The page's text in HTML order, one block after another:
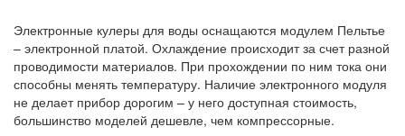
Электронные кулеры для воды оснащаются модулем Пельтье
– электронной платой. Охлаждение происходит за счет разной
проводимости материалов. При прохождении по ним тока они
способны менять температуру. Наличие электронного модуля
не делает прибор дорогим – у него доступная стоимость,
большинство моделей дешевле, чем компрессорные.